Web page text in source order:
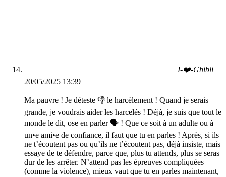
I-❤️-Ghibli
20/05/2025 13:39
Ma pauvre ! Je déteste 👎 le harcèlement ! Quand je serais
grande, je voudrais aider les harcelés ! Déjà, je suis que tout le
monde le dit, ose en parler 🗣️ ! Que ce soit à un adulte ou à
un•e ami•e de confiance, il faut que tu en parles ! Après, si ils
ne t’écoutent pas ou qu’ils ne t’écoutent pas, déjà insiste, mais
essaye de te défendre, parce que, plus tu attends, plus se seras
dur de les arrêter. N’attend pas les épreuves compliquées
(comme la violence), mieux vaut que tu en parles maintenant,